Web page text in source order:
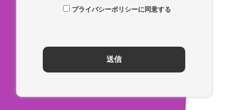
プライバシーポリシーに同意する